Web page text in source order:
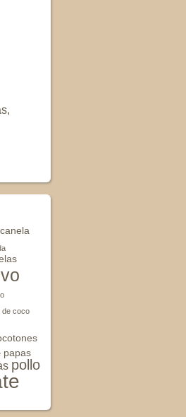
canela
de coco
papas
pollo